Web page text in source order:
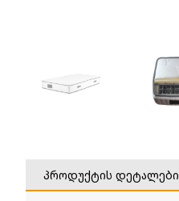
პროდუქტის დეტალები